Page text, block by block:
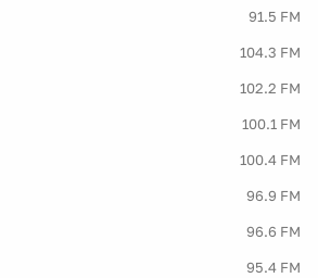
91.5 FM
104.3 FM
102.2 FM
100.1 FM
100.4 FM
96.9 FM
96.6 FM
95.4 FM